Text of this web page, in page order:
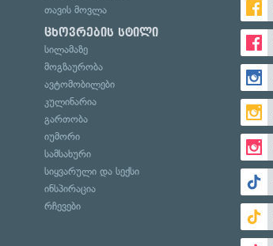
თავის მოვლა
ცხოვრების სტილი
სილამაზე
მოგზაურობა
ავტომობილები
კულინარია
გართობა
იუმორი
სამსახური
სიყვარული და სექსი
ინსპირაცია
რჩევები